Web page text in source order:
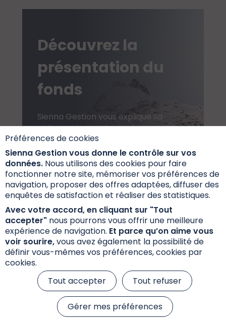
Préférences de cookies
Sienna Gestion vous donne le contrôle sur vos
données. Nous utilisons des cookies pour faire
fonctionner notre site, mémoriser vos préférences de
navigation, proposer des offres adaptées, diffuser des
enquêtes de satisfaction et réaliser des statistiques.
Avec votre accord, en cliquant sur "Tout
accepter" nous pourrons vous offrir une meilleure
expérience de navigation. Et parce qu’on aime vous
voir sourire,vous avez également la possibilité de
définir vous-mêmes vos préférences, cookies par
cookies.
Tout accepter
Tout refuser
Gérer mes préférences
Découvrez la
présentation du
fonds
Sienna Gestion vous explique sa
philosophie et la façon dont ses
équipes s'occupent de vos fonds
du quotidien.
Découvrir